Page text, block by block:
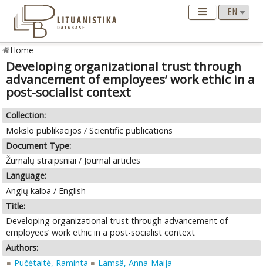
Home
Developing organizational trust through
advancement of employees’ work ethic in a
post-socialist context
Collection:
Mokslo publikacijos / Scientific publications
Document Type:
Žurnalų straipsniai / Journal articles
Language:
Anglų kalba / English
Title:
Developing organizational trust through advancement of
employees’ work ethic in a post-socialist context
Authors:
Pučėtaitė, Raminta
Lämsä, Anna-Maija